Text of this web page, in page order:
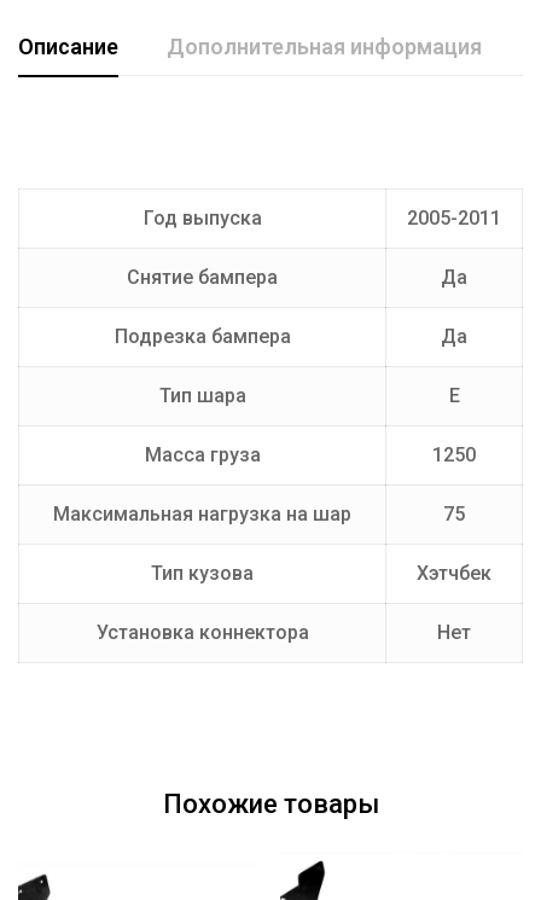
Описание Дополнительная информация
Год выпуска 2005-2011
Снятие бампера Да
Подрезка бампера Да
Тип шара E
Масса груза 1250
Максимальная нагрузка на шар 75
Тип кузова Хэтчбек
Установка коннектора Нет
Производитель
E
Похожие товары